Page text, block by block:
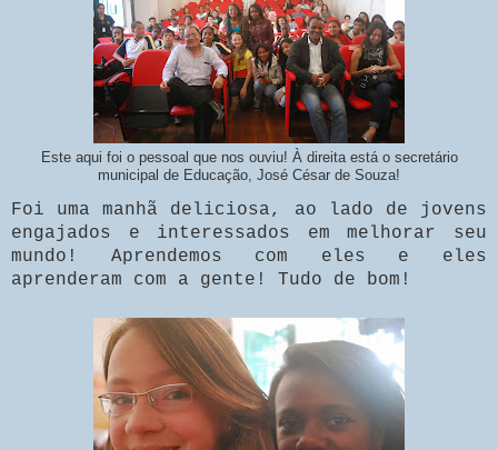
Este aqui foi o pessoal que nos ouviu! À direita está o secretário
municipal de Educação, José César de Souza!
Foi uma manhã deliciosa, ao lado de jovens
engajados e interessados em melhorar seu
mundo! Aprendemos com eles e eles
aprenderam com a gente! Tudo de bom!